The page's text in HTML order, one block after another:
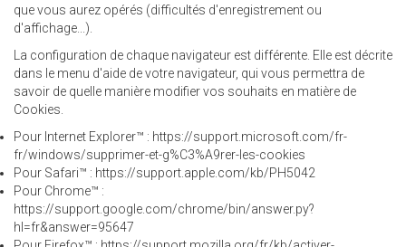
que vous aurez opérés (difficultés d'enregistrement ou
d'affichage...).
La configuration de chaque navigateur est différente. Elle est décrite
dans le menu d'aide de votre navigateur, qui vous permettra de
savoir de quelle manière modifier vos souhaits en matière de
Cookies.
Pour Internet Explorer™ : https://support.microsoft.com/fr-
fr/windows/supprimer-et-g%C3%A9rer-les-cookies
Pour Safari™ : https://support.apple.com/kb/PH5042
Pour Chrome™ :
https://support.google.com/chrome/bin/answer.py?
hl=fr&answer=95647